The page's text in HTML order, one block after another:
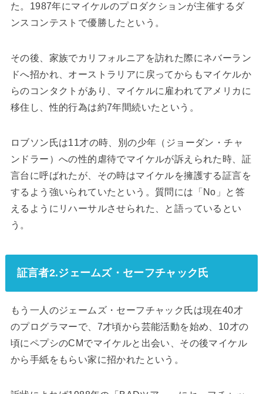
た。1987年にマイケルのプロダクションが主催するダ
ンスコンテストで優勝したという。
その後、家族でカリフォルニアを訪れた際にネバーラン
ドへ招かれ、オーストラリアに戻ってからもマイケルか
らのコンタクトがあり、マイケルに雇われてアメリカに
移住し、性的行為は約7年間続いたという。
ロブソン氏は11才の時、別の少年（ジョーダン・チャ
ンドラー）への性的虐待でマイケルが訴えられた時、証
言台に呼ばれたが、その時はマイケルを擁護する証言を
するよう強いられていたという。質問には「No」と答
えるようにリハーサルさせられた、と語っているとい
う。
証言者2.ジェームズ・セーフチャック氏
もう一人のジェームズ・セーフチャック氏は現在40才
のプログラマーで、7才頃から芸能活動を始め、10才の
頃にペプシのCMでマイケルと出会い、その後マイケル
から手紙をもらい家に招かれたという。